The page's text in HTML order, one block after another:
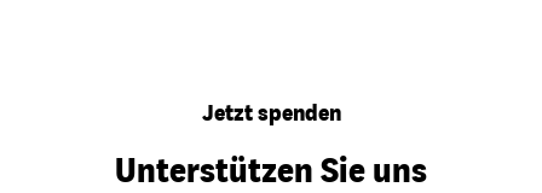
Jetzt spenden
Unterstützen Sie uns